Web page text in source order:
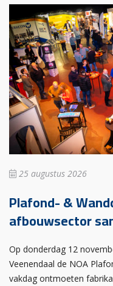
25 augustus 2026
Plafond- &
afbouwsector
Op donderdag 12
Veenendaal de NOA
vakdag ontmoeten